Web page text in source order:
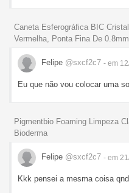
Caneta Esferográfica BIC
Vermelha, Ponta Fina De 0.8mm
Felipe @sxcf2c7 - em
Eu que não vou colocar uma
Pigmentbio Foaming Limpeza
Bioderma
Felipe @sxcf2c7 - em
Kkk pensei a mesma coisa